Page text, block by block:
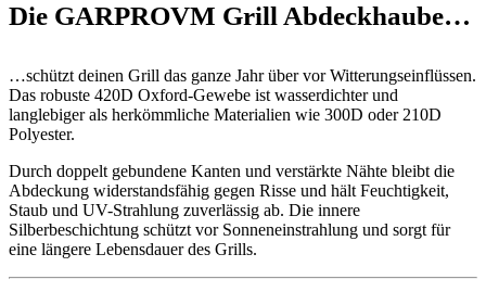
Die GARPROVM Grill Abdeckhaube…
…schützt deinen Grill das ganze Jahr über vor Witterungseinflüssen.
Das robuste 420D Oxford-Gewebe ist wasserdichter und
langlebiger als herkömmliche Materialien wie 300D oder 210D
Polyester.
Durch doppelt gebundene Kanten und verstärkte Nähte bleibt die
Abdeckung widerstandsfähig gegen Risse und hält Feuchtigkeit,
Staub und UV-Strahlung zuverlässig ab. Die innere
Silberbeschichtung schützt vor Sonneneinstrahlung und sorgt für
eine längere Lebensdauer des Grills.